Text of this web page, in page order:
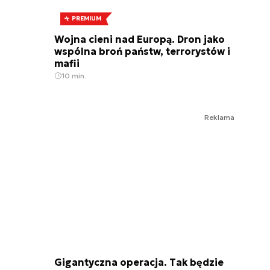
PREMIUM
Wojna cieni nad Europą. Dron jako
wspólna broń państw, terrorystów i
mafii
10 min.
Reklama
Gigantyczna operacja. Tak będzie